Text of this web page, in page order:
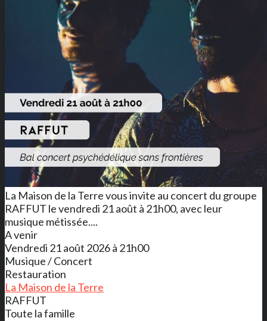
La Maison de la Terre vous invite au concert du groupe
RAFFUT le vendredi 21 août à 21h00, avec leur
musique métissée....
A venir
Vendredi 21 août 2026 à 21h00
Musique / Concert
Restauration
La Maison de la Terre
RAFFUT
Toute la famille